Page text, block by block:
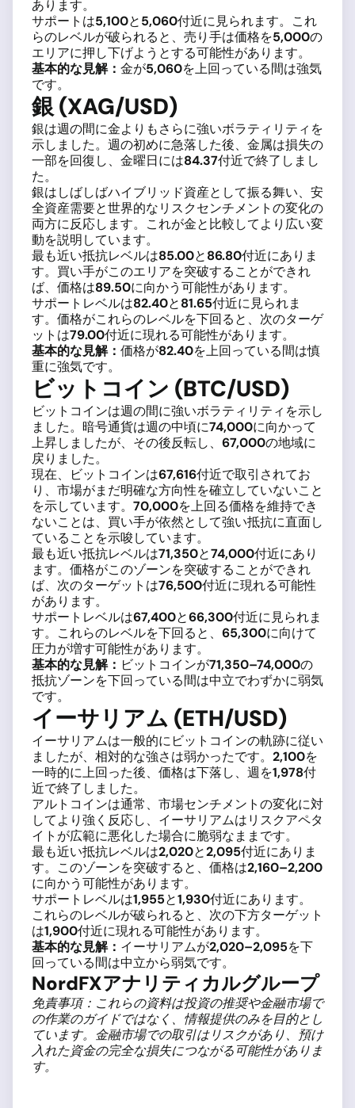
あります。
サポートは5,100と5,060付近に見られます。これ
らのレベルが破られると、売り手は価格を5,000の
エリアに押し下げようとする可能性があります。
基本的な見解： 金が5,060を上回っている間は強気
です。
銀 (XAG/USD)
銀は週の間に金よりもさらに強いボラティリティを
示しました。週の初めに急落した後、金属は損失の
一部を回復し、金曜日には84.37付近で終了しまし
た。
銀はしばしばハイブリッド資産として振る舞い、安
全資産需要と世界的なリスクセンチメントの変化の
両方に反応します。これが金と比較してより広い変
動を説明しています。
最も近い抵抗レベルは85.00と86.80付近にありま
す。買い手がこのエリアを突破することができれ
ば、価格は89.50に向かう可能性があります。
サポートレベルは82.40と81.65付近に見られま
す。価格がこれらのレベルを下回ると、次のターゲ
ットは79.00付近に現れる可能性があります。
基本的な見解： 価格が82.40を上回っている間は慎
重に強気です。
ビットコイン (BTC/USD)
ビットコインは週の間に強いボラティリティを示し
ました。暗号通貨は週の中頃に74,000に向かって
上昇しましたが、その後反転し、 67,000の地域に
戻りました。
現在、ビットコインは67,616付近で取引されてお
り、市場がまだ明確な方向性を確立していないこと
を示しています。 70,000を上回る価格を維持でき
ないことは、買い手が依然として強い抵抗に直面し
ていることを示唆しています。
最も近い抵抗レベルは71,350と74,000付近にあり
ます。価格がこのゾーンを突破することができれ
ば、次のターゲットは76,500付近に現れる可能性
があります。
サポートレベルは67,400と66,300付近に見られま
す。これらのレベルを下回ると、 65,300に向けて
圧力が増す可能性があります。
基本的な見解： ビットコインが71,350–74,000の
抵抗ゾーンを下回っている間は中立でわずかに弱気
です。
イーサリアム (ETH/USD)
イーサリアムは一般的にビットコインの軌跡に従い
ましたが、相対的な強さは弱かったです。 2,100を
一時的に上回った後、価格は下落し、週を1,978付
近で終了しました。
アルトコインは通常、市場センチメントの変化に対
してより強く反応し、イーサリアムはリスクアペタ
イトが広範に悪化した場合に脆弱なままです。
最も近い抵抗レベルは2,020と2,095付近にありま
す。このゾーンを突破すると、価格は2,160–2,200
に向かう可能性があります。
サポートレベルは1,955と1,930付近にあります。
これらのレベルが破られると、次の下方ターゲット
は1,900付近に現れる可能性があります。
基本的な見解： イーサリアムが2,020–2,095を下
回っている間は中立から弱気です。
NordFXアナリティカルグループ
免責事項：これらの資料は投資の推奨や金融市場で
の作業のガイドではなく、情報提供のみを目的とし
ています。金融市場での取引はリスクがあり、預け
入れた資金の完全な損失につながる可能性がありま
す。